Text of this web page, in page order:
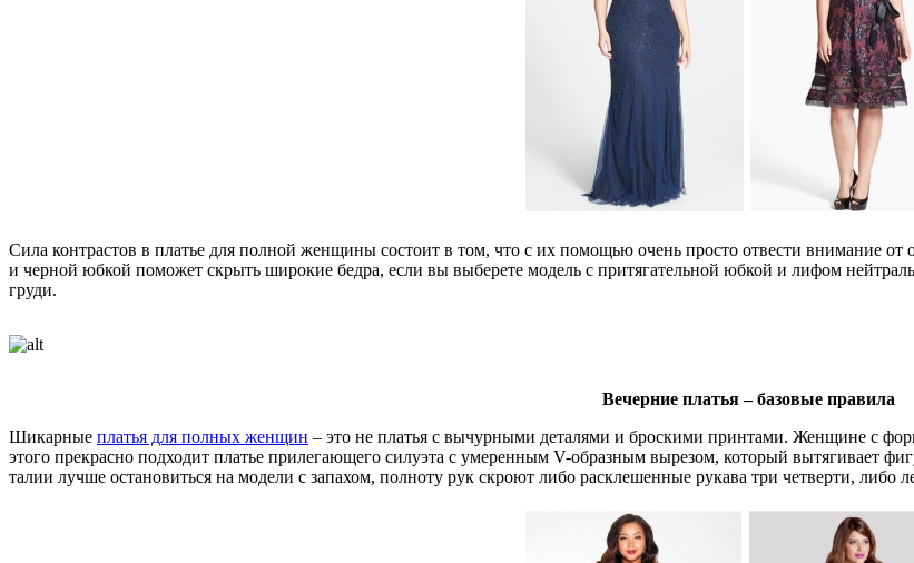
Сила контрастов в платье для полной женщины состоит в том, что с их помощью очень просто отвести внимание от
и черной юбкой поможет скрыть широкие бедра, если вы выберете модель с притягательной юбкой и лифом
груди.
Вечерние платья – базовые правила
Шикарные платья для полных женщин – это не платья с вычурными деталями и броскими принтами. Женщине с
этого прекрасно подходит платье прилегающего силуэта с умеренным V-образным вырезом, который вытягивает
талии лучше остановиться на модели с запахом, полноту рук скроют либо расклешенные рукава три четверти, либо